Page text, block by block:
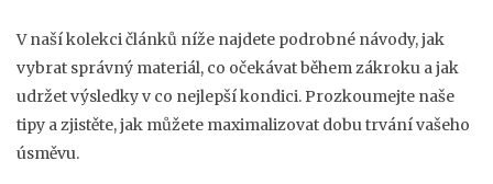
V naší kolekci článků níže najdete podrobné návody, jak
vybrat správný materiál, co očekávat během zákroku a jak
udržet výsledky v co nejlepší kondici. Prozkoumejte naše
tipy a zjistěte, jak můžete maximalizovat dobu trvání vašeho
úsměvu.